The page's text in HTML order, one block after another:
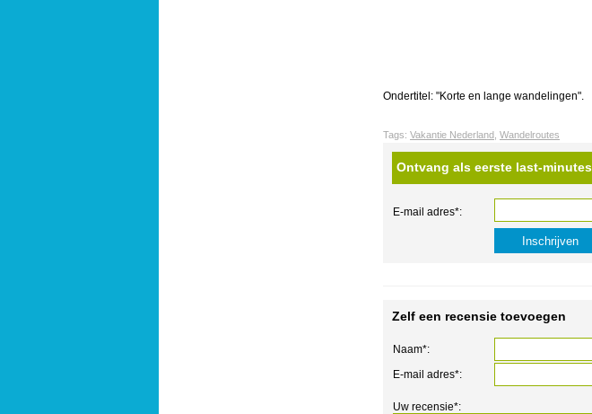
Ondertitel: "Korte en lange wandelingen".
Tags: Vakantie Nederland Wandelroutes
Ontvang als eerste last-
E-mail adres*:
Zelf een recensie toevoegen
Naam*:
E-mail adres*:
Uw recensie*: